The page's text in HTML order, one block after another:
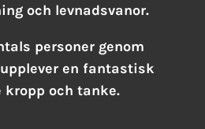
och levnadsvanor.
personer genom
en fantastisk
och tanke.